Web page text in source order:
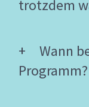
trotzdem
Wann
Programm?